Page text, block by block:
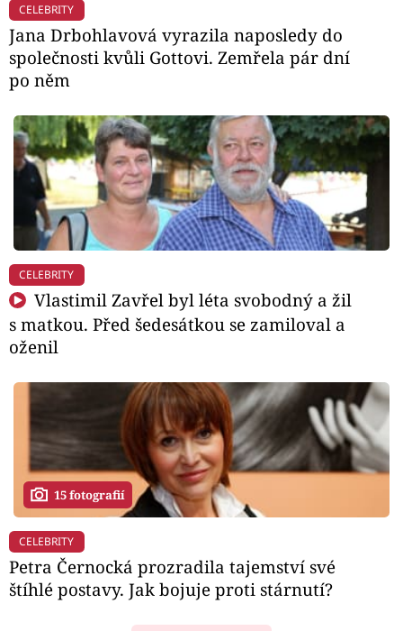
CELEBRITY
Jana Drbohlavová vyrazila naposledy do
společnosti kvůli Gottovi. Zemřela pár dní
po něm
CELEBRITY
Vlastimil Zavřel byl léta svobodný a žil
s matkou. Před šedesátkou se zamiloval a
oženil
15 fotografií
CELEBRITY
Petra Černocká prozradila tajemství své
štíhlé postavy. Jak bojuje proti stárnutí?